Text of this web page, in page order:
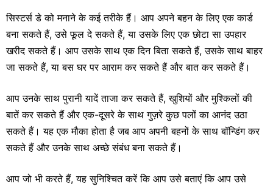
सिस्टर्स डे को मनाने के कई तरीके हैं। आप अपने बहन के लिए एक कार्ड
बना सकते हैं, उसे फूल दे सकते हैं, या उसके लिए एक छोटा सा उपहार
खरीद सकते हैं। आप उसके साथ एक दिन बिता सकते हैं, उसके साथ बाहर
जा सकते हैं, या बस घर पर आराम कर सकते हैं और बात कर सकते हैं।
आप उनके साथ पुरानी यादें ताजा कर सकते हैं, खुशियों और मुश्किलों की
बातें कर सकते हैं और एक-दूसरे के साथ गुज़रे कुछ पलों का आनंद उठा
सकते हैं। यह एक मौका होता है जब आप अपनी बहनों के साथ बॉन्डिंग कर
सकते हैं और उनके साथ अच्छे संबंध बना सकते हैं।
आप जो भी करते हैं, यह सुनिश्चित करें कि आप उसे बताएं कि आप उसे